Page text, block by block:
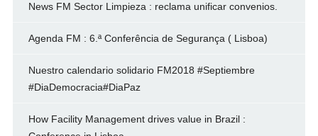
News FM Sector Limpieza : reclama unificar convenios.
Agenda FM : 6.ª Conferência de Segurança ( Lisboa)
Nuestro calendario solidario FM2018 #Septiembre
#DiaDemocracia#DiaPaz
How Facility Management drives value in Brazil :